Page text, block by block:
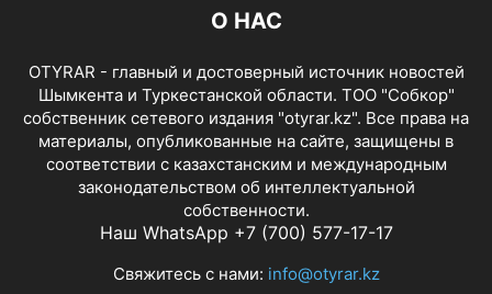
О НАС
OTYRAR - главный и достоверный источник новостей
Шымкента и Туркестанской области. ТОО "Собкор"
собственник сетевого издания "otyrar.kz". Все права на
материалы, опубликованные на сайте, защищены в
соответствии с казахстанским и международным
законодательством об интеллектуальной
собственности.
Наш WhatsApp +7 (700) 577-17-17
Свяжитесь с нами: info@otyrar.kz